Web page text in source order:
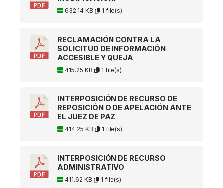
632.14 KB 1 file(s)
RECLAMACIÓN CONTRA LA
SOLICITUD DE INFORMACIÓN
ACCESIBLE Y QUEJA
415.25 KB 1 file(s)
INTERPOSICIÓN DE RECURSO DE
REPOSICIÓN O DE APELACIÓN ANTE
EL JUEZ DE PAZ
414.25 KB 1 file(s)
INTERPOSICIÓN DE RECURSO
ADMINISTRATIVO
411.62 KB 1 file(s)